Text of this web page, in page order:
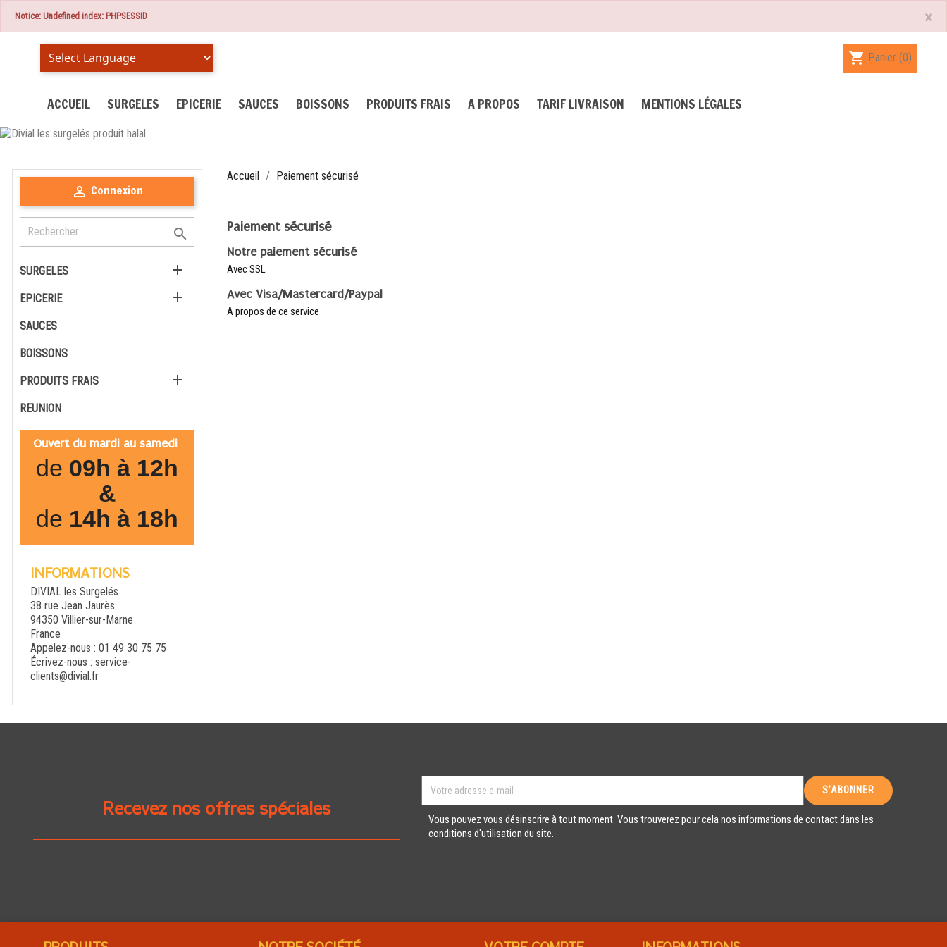
×
Notice: Undefined index: PHPSESSID
shopping_cart Panier (0)
ACCUEIL SURGELES EPICERIE SAUCES BOISSONS PRODUITS FRAIS A PROPOS TARIF LIVRAISON MENTIONS LÉGALES
 Connexion

SURGELES 
EPICERIE 
SAUCES
BOISSONS
PRODUITS FRAIS 
REUNION
Ouvert du mardi au samedi
de 09h à 12h
&
de 14h à 18h
INFORMATIONS
DIVIAL les Surgelés
38 rue Jean Jaurès
94350 Villier-sur-Marne
France
Appelez-nous : 01 49 30 75 75
Écrivez-nous : service-
clients@divial.fr
Accueil Paiement sécurisé
Paiement sécurisé
Notre paiement sécurisé
Avec SSL
Avec Visa/Mastercard/Paypal
A propos de ce service
Recevez nos offres spéciales
Vous pouvez vous désinscrire à tout moment. Vous trouverez pour cela nos informations de contact dans les
conditions d'utilisation du site.